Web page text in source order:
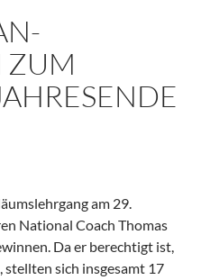
ZUM
am 29.
National Coach Thomas
Da er berechtigt ist,
sich insgesamt 17